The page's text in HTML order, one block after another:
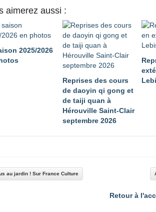
aimerez aussi :
2025/2026
Reprises des cours
de daoyin qi gong et
de taiji quan à
Hérouville Saint-Clair
septembre 2026
au jardin ! Sur France Culture
Retour à